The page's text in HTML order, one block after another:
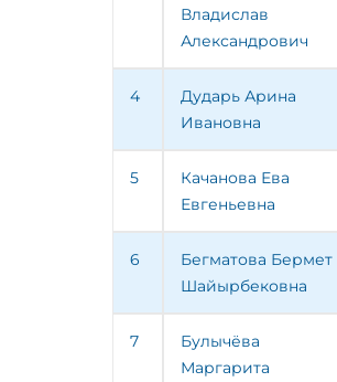
Владислав
Александрович
4
Дударь Арина
Ивановна
5
Качанова Ева
Евгеньевна
6
Бегматова Бермет
Шайырбековна
7
Булычёва
Маргарита